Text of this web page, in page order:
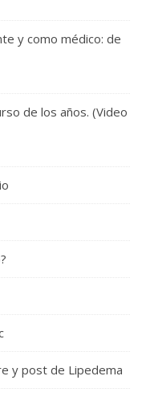
y como médico: de
de los años. (Video
y post de Lipedema